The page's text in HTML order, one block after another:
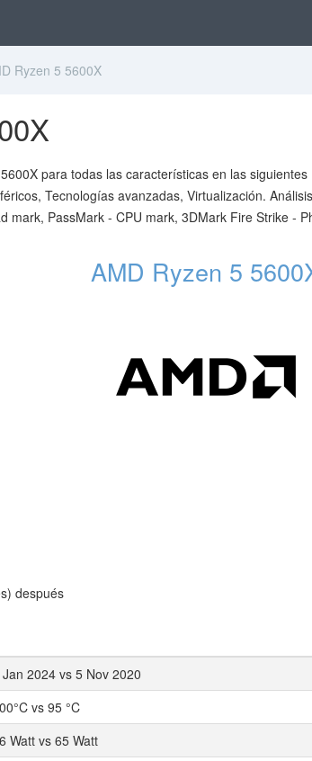
Ryzen 5 5600X
para todas las características en las siguientes
Tecnologías avanzadas, Virtualización.
PassMark - CPU mark, 3DMark Fire Strike -
AMD Ryzen 5
después
2024 vs 5 Nov 2020
vs 95 °C
Watt vs 65 Watt